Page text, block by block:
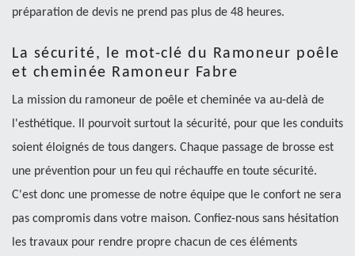
préparation de devis ne prend pas plus de 48 heures.
La sécurité, le mot-clé du Ramoneur poêle
et cheminée Ramoneur Fabre
La mission du ramoneur de poêle et cheminée va au-delà de
l'esthétique. Il pourvoit surtout la sécurité, pour que les conduits
soient éloignés de tous dangers. Chaque passage de brosse est
une prévention pour un feu qui réchauffe en toute sécurité.
C'est donc une promesse de notre équipe que le confort ne sera
pas compromis dans votre maison. Confiez-nous sans hésitation
les travaux pour rendre propre chacun de ces éléments